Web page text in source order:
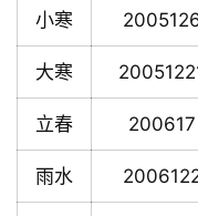
小寒
大寒
立春 200617
雨水